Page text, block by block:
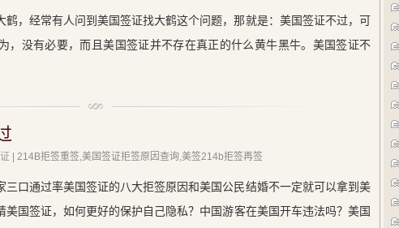
鹤，经常有人问到美国签证找大鹤这个问题，那就是：美国签证不过，可
，没有必要，而且美国签证并不存在真正的什么黄牛黑牛。美国签证不
| 214B拒签重签,美国签证拒签原因查询,美签214b拒签再签
三口通过率美国签证的八大拒签原因和美国公民结婚不一定就可以拿到美
美国签证，如何更好的保护自己隐私？中国游客在美国开车违法吗？美国